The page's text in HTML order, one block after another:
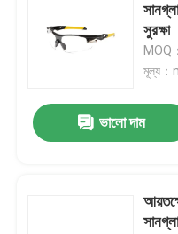
সুরক্ষা
MOQ
মূল্য
ভালো দাম